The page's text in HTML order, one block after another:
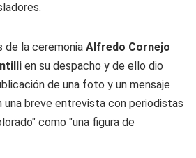
de la ceremonia Alfredo Cornejo
en su despacho y de ello dio
de una foto y un mensaje
una breve entrevista con periodistas
como "una figura de